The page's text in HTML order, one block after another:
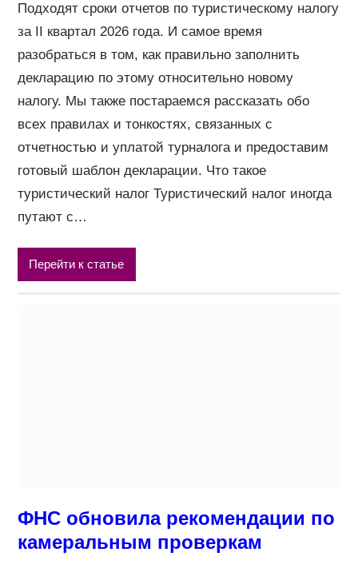
Подходят сроки отчетов по туристическому налогу
за II квартал 2026 года. И самое время
разобраться в том, как правильно заполнить
декларацию по этому относительно новому
налогу. Мы также постараемся рассказать обо
всех правилах и тонкостях, связанных с
отчетностью и уплатой турналога и предоставим
готовый шаблон декларации. Что такое
туристический налог Туристический налог иногда
путают с…
Перейти к статье
ФНС обновила рекомендации по
камеральным проверкам